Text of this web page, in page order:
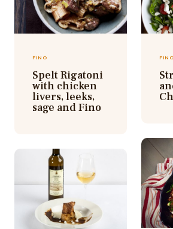
FINO
Spelt Rigatoni
with chicken
livers, leeks,
sage and Fino
FINO